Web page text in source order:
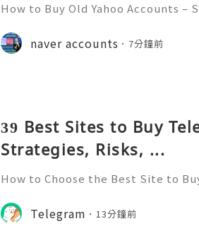
How to Buy Old Yahoo Accounts –
💎WhatsApp :+1 (506) 541-7768
digitalhub 💫💎💲💫🌐✨💎Discord:
naver accounts 7分鐘前
39 Best Sites to Buy
Strategies, Risks, ...
How to Choose the Best Site to
for communication, community
ith its user-friendly interfac
Telegram 13分鐘前